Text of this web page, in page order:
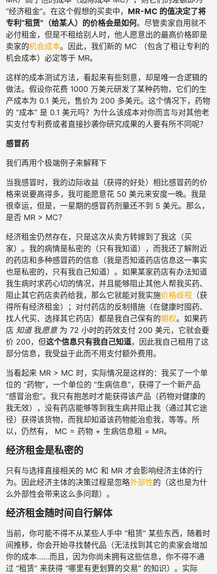
“经济租金”。在这个假想的买卖中， MR-MC 的值决定了将
专利“租赁”（给某人）的价格会是如何。尽管卖家自用就不
必付租金，但是不租给别人时，他人愿意出的最高价格即是
卖家的机会成本。因此，我们新的 MC （包含了租让专利的
机会成本）必定等于 MR。
这样的成本测试方法，看起来有些刻意，却是唯一合逻辑的
做法。假设你花费 1000 万美元研发了某种药物，它们的生
产成本为 0.1 美元，售价为 200 多美元。这个情况下，药物
的 “成本” 是 0.1 美元吗？为什么该成本对你而言与对其他老
实支付专利费或者直接抄袭你研究成果的人要有所不同呢？
感冒药
我们再用个极端例子来解释下
当我感冒时，我的边际收益（获得的好处）相比感冒药的价
格来说要高得多，我可能愿意花 50 美元来安度一晚。我是
很幸运，但是，一星期的感冒药剂量还不到 5 美元。那么，
是否 MR > MC？
经济租金仍然存在，只是这次从卖方转嫁到了我这（买
家）。我的病情是私密的（只有我知道），而我还了解附近
的药店和多种感冒药的信息（我是否知道药店信息这一事实
也是私密的，只有我自己知道）。如果某家药店有办法知道
我生病时求药心切的情况，并且能够阻止其他人帮我买药、
阻止其它药店卖药给我，那么它就能对我实施价格歧视 （获
得所有经济租金）；对付药店的反制措施（在健康时囤药、
找人代买、选择其它药店）都是我自己保有的期权。如果药
店 知道我愿意为 72 小时的药效支付 200 美元，它就会要
价 200，但这个信息只有我自己知道，因此我自己租用了这
部分信息，我受益于此而不用支付额外费用。
当看起来 MR > MC 时，实际情况是这样的：我买了一个单
位的 “药物”，一个单位的 “生病信息”，获得了一个新产品
“感冒治愈”。我只有抱恙时才能获得该产品（药物对健康的
我无效），没有药店能够等到我生病并阻止我（通过其它途
径）获得该货物，而我却知道该药物能治愈我，等等。所
以，仍然有， MC = 药物 + 生病信息租 = MR。
经济租金是私密的
只有与选择直接相关的 MC 和 MR 才会影响经济主体的行
为。因此经济主体的决策过程是忽略外部性的（这也是为什
么外部性会带来这么多问题）。
经济租金随时间自行解体
当前，你可能不得不从某些人手中 “租赁” 某些东西，随着时
间推移，你会开始寻找替代品（无法找到其它的卖家会增加
你的成本……而且，因为你尚未拥有这些信息，你不得不通
过 “租赁” 来获得 “哪里有更划算的交易” 的知识）。实际